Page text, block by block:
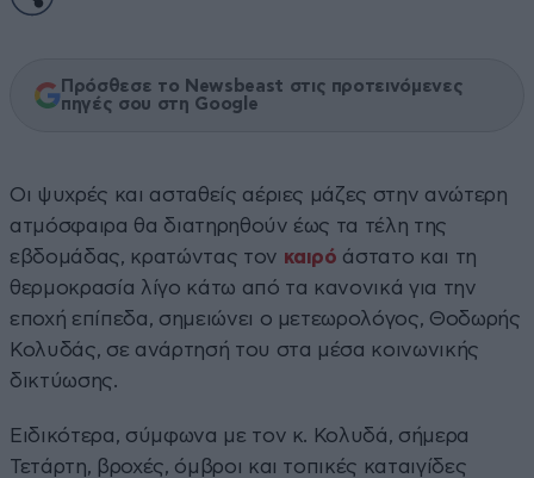
Πρόσθεσε το Newsbeast στις προτεινόμενες
πηγές σου στη Google
Οι ψυχρές και ασταθείς αέριες μάζες στην ανώτερη
ατμόσφαιρα θα διατηρηθούν έως τα τέλη της
εβδομάδας, κρατώντας τον καιρό άστατο και τη
θερμοκρασία λίγο κάτω από τα κανονικά για την
εποχή επίπεδα, σημειώνει ο μετεωρολόγος, Θοδωρής
Κολυδάς, σε ανάρτησή του στα μέσα κοινωνικής
δικτύωσης.
Ειδικότερα, σύμφωνα με τον κ. Κολυδά, σήμερα
Τετάρτη, βροχές, όμβροι και τοπικές καταιγίδες